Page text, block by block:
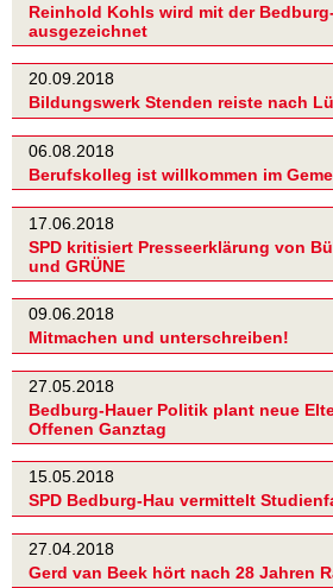
Reinhold Kohls wird mit der
ausgezeichnet
20.09.2018
Bildungswerk Stenden reiste nach
06.08.2018
Berufskolleg ist willkommen im
17.06.2018
SPD kritisiert Presseerklärung von
und GRÜNE
09.06.2018
Mitmachen und unterschreiben!
27.05.2018
Bedburg-Hauer Politik plant neue
Offenen Ganztag
15.05.2018
SPD Bedburg-Hau vermittelt
27.04.2018
Gerd van Beek hört nach 28 Jahren